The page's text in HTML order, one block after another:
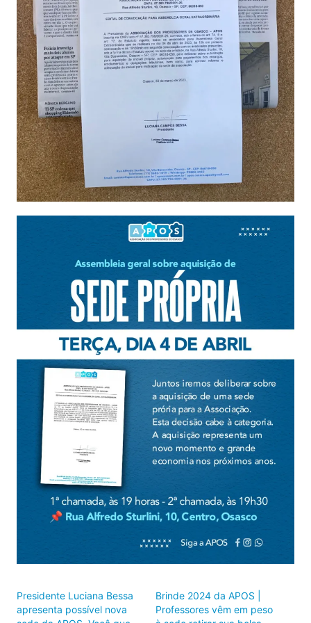
Presidente Luciana Bessa
apresenta possível nova
Brinde 2024 da APOS |
Professores vêm em peso